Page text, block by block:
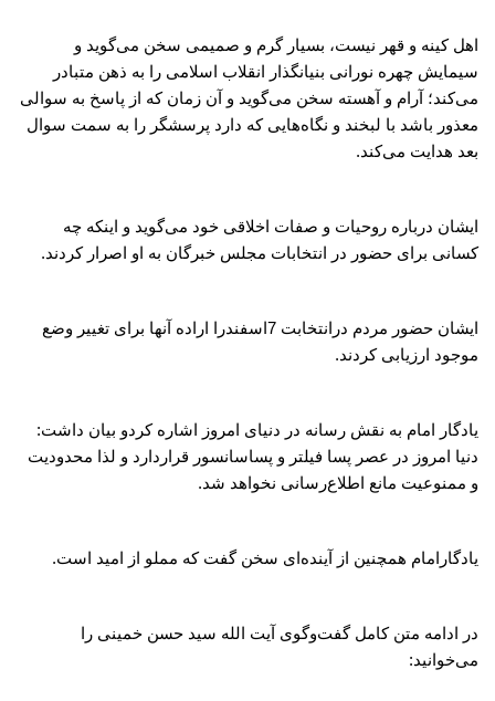
اهل کینه و قهر نیست، بسیار گرم و صمیمی سخن می‌گوید و
سیمایش چهره نورانی بنیانگذار انقلاب اسلامی را به ذهن متبادر
می‌کند؛ آرام و آهسته سخن می‌گوید و آن زمان که از پاسخ به سوالی
معذور باشد با لبخند و نگاه‌هایی که دارد پرسشگر را به سمت سوال
بعد هدایت می‌کند.
ایشان درباره روحیات و صفات اخلاقی خود می‌گوید و اینکه چه
کسانی برای حضور در انتخابات مجلس خبرگان به او اصرار کردند.
ایشان حضور مردم درانتخابت 7اسفندرا اراده آنها برای تغییر وضع
موجود ارزیابی کردند.
یادگار امام به نقش رسانه در دنیای امروز اشاره کردو بیان داشت:
دنیا امروز در عصر پسا فیلتر و پساسانسور قراردارد و لذا محدودیت
و ممنوعیت مانع اطلاع‌رسانی نخواهد شد.
یادگارامام همچنین از آینده‌ای سخن گفت که مملو از امید است.
در ادامه متن کامل گفت‌وگوی آیت الله سید حسن خمینی را
می‌خوانید: